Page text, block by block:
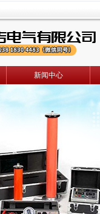
新闻中心